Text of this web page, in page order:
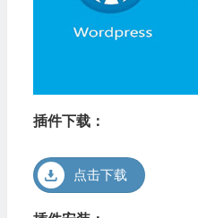
插件下载：
点击下载